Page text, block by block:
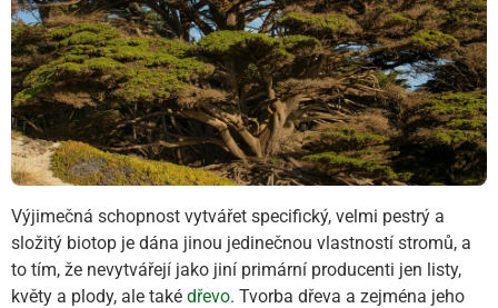
Výjimečná schopnost vytvářet specifický, velmi pestrý a
složitý biotop je dána jinou jedinečnou vlastností stromů, a
to tím, že nevytvářejí jako jiní primární producenti jen listy,
květy a plody, ale také dřevo. Tvorba dřeva a zejména jeho